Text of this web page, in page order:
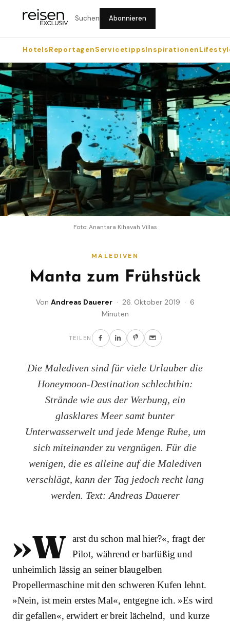
Suchen Abonnieren
HotelsReportagenServicetippsInspirationen
Foto: Anantara Kihavah Villas
MALEDIVEN
Manta zum Frühstück
Von Andreas Dauerer· 26. Oktober 2019 · 6
Minuten
TEILEN
Die Malediven sind für viele Urlauber die
Honeymoon-Destination schlechthin:
Strände wie aus der Werbung, ein
glasklares Meer samt bunter
Unterwasserwelt und jede Menge Ruhe, um
sich miteinander zu vergnügen. Für die
wenigen, die es alleine auf die Malediven
verschlägt, kann der Tag jedoch recht lang
werden. Text: Andreas Dauerer
»W arst du schon mal hier?«, fragt der
Pilot, während er barfüßig und
unheimlich lässig an seiner blaugelben
Propellermaschine mit den schweren Kufen lehnt.
»Nein, ist mein erstes Mal«, entgegne ich. »Es wird
dir gefallen«, erwidert er breit lächelnd, und kurze